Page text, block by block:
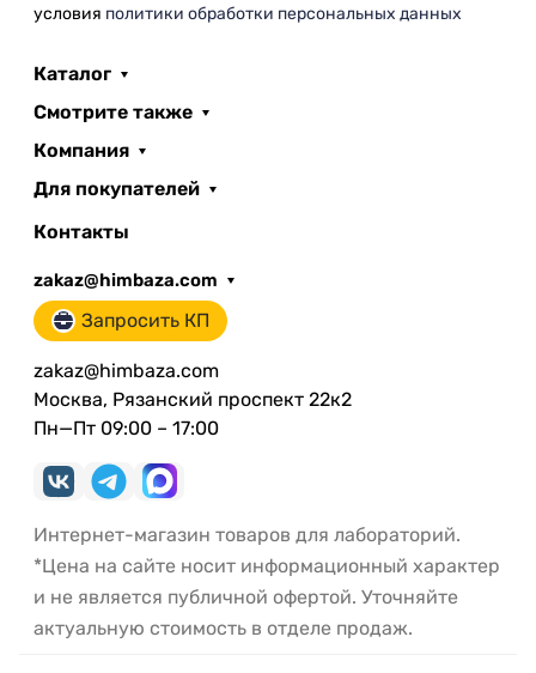
условия политики обработки персональных данных
Каталог
Смотрите также
Компания
Для покупателей
Контакты
zakaz@himbaza.com
Запросить КП
zakaz@himbaza.com
Москва, Рязанский проспект 22к2
Пн—Пт 09:00 – 17:00
Интернет-магазин товаров для лабораторий.
*Цена на сайте носит информационный характер
и не является публичной офертой. Уточняйте
актуальную стоимость в отделе продаж.